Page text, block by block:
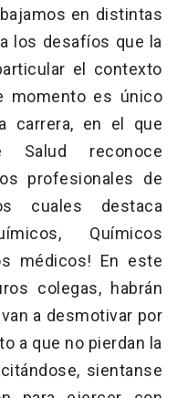
en distintas
los desafíos que la
el contexto
momento es único
carrera, en el que
reconoce
profesionales de
cuales destaca
Químicos
médicos! En este
colegas, habrán
a desmotivar por
a que no pierdan la
sientanse